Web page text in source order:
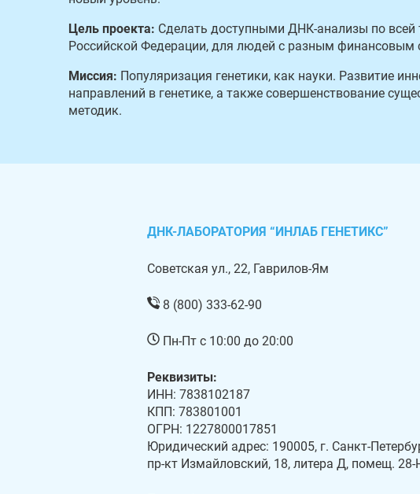
Цель проекта: Сделать доступными ДНК-анализы по всей
Российской Федерации, для людей с разным финансовым
Миссия: Популяризация генетики, как науки. Развитие
направлений в генетике, а также совершенствование
методик.
ДНК-ЛАБОРАТОРИЯ “ИНЛАБ ГЕНЕТИКС”
Советская ул., 22, Гаврилов-Ям
8 (800) 333-62-90
Пн-Пт с 10:00 до 20:00
Реквизиты:
ИНН: 7838102187
КПП: 783801001
ОГРН: 1227800017851
Юридический адрес: 190005, г. Санкт-
пр-кт Измайловский, 18, литера Д, помещ. 28-